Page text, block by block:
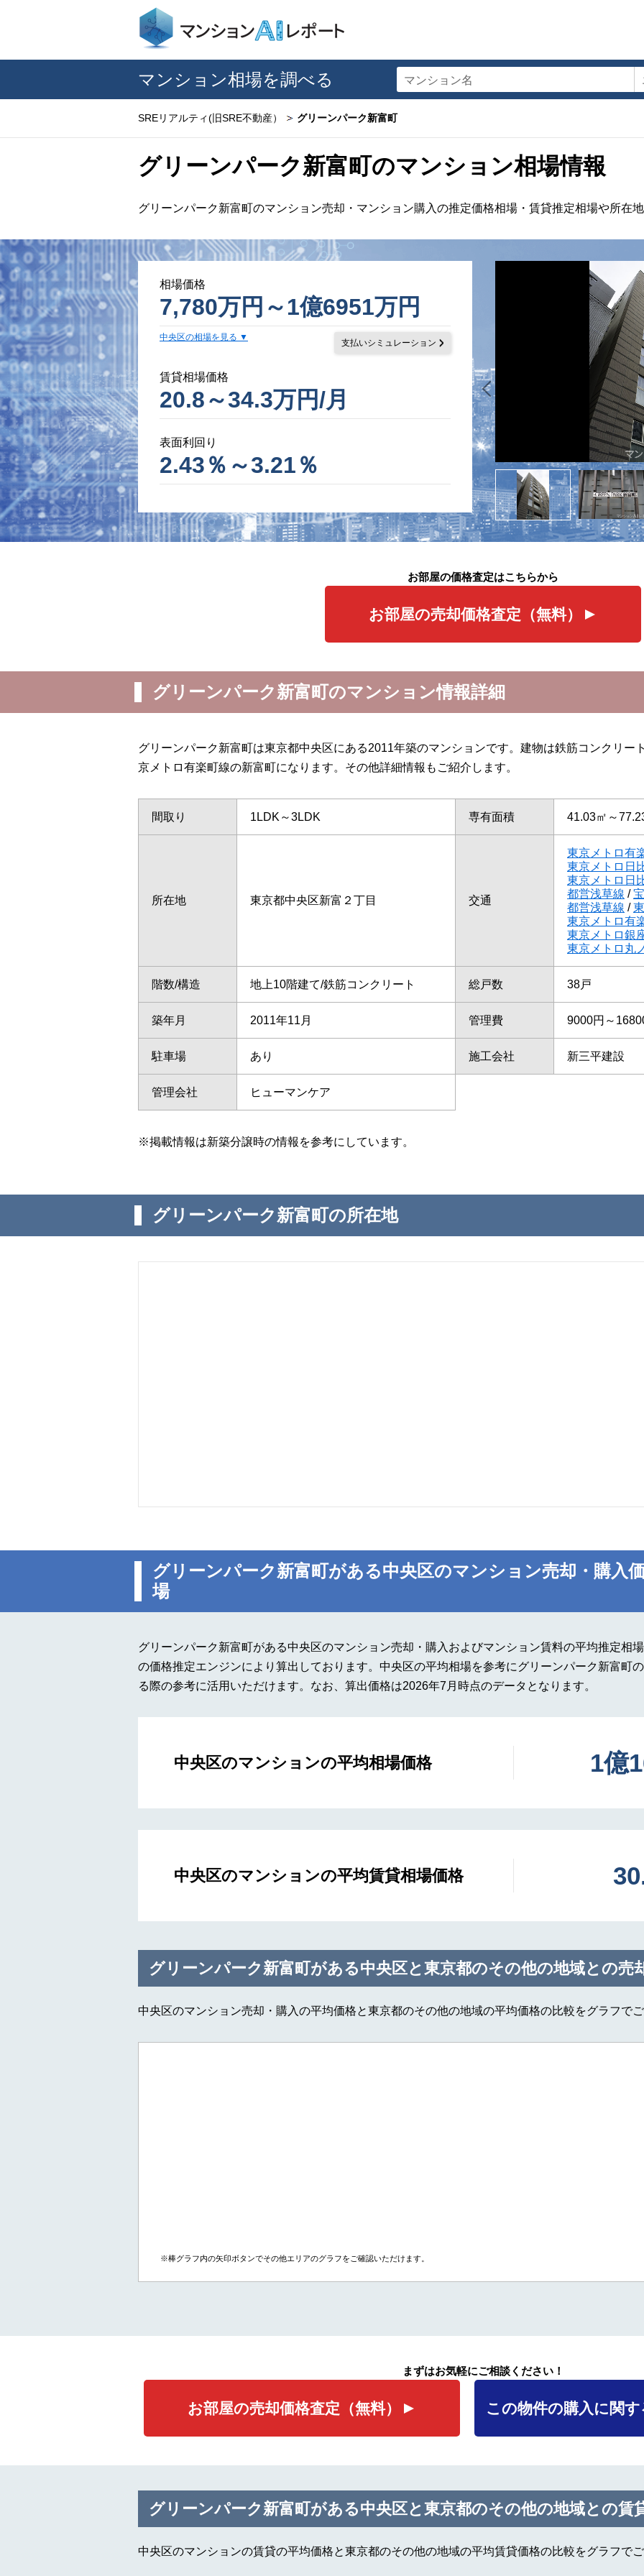
マンション相場を調べる マンション名
SREリアルティ(旧SRE不動産） グリーンパーク新富町
グリーンパーク新富町のマンション相場情報
グリーンパーク新富町のマンション売却・マンション購入の推定価格相場・賃貸推定相場や所在
相場価格
7,780万円～1億6951万円
中央区の相場を見る
支払いシミュレーション
賃貸相場価格
20.8～34.3万円/月
表面利回り
2.43％～3.21％
お部屋の価格査定はこちらから
お部屋の売却価格査定（無料）
グリーンパーク新富町のマンション情報詳細
グリーンパーク新富町は東京都中央区にある2011年築のマンションです。建物は鉄筋コンクリー
京メトロ有楽町線の新富町になります。その他詳細情報もご紹介します。
間取り 1LDK～3LDK 専有面積 41.03㎡～
所在地 東京都中央区新富２丁目 交通
東京メトロ有
東京メトロ日
東京メトロ日
都営浅草線 /
都営浅草線 /
東京メトロ有
東京メトロ銀
東京メトロ丸
階数/構造 地上10階建て/鉄筋コンクリート 総戸数 38戸
築年月 2011年11月 管理費 9000円～
駐車場 あり 施工会社 新三平建設
管理会社 ヒューマンケア
※掲載情報は新築分譲時の情報を参考にしています。
グリーンパーク新富町の所在地
グリーンパーク新富町がある中央区のマンション売却・購入
場
グリーンパーク新富町がある中央区のマンション売却・購入およびマンション賃料の平均推定相
の価格推定エンジンにより算出しております。中央区の平均相場を参考にグリーンパーク新富町
る際の参考に活用いただけます。なお、算出価格は2026年7月時点のデータとなります。
中央区のマンションの平均相場価格 1億
中央区のマンションの平均賃貸相場価格
グリーンパーク新富町がある中央区と東京都のその他の地域との売
中央区のマンション売却・購入の平均価格と東京都のその他の地域の平均価格の比較をグラフで
※棒グラフ内の矢印ボタンでその他エリアのグラフをご確認いただけます。
まずはお気軽にご相談ください！
お部屋の売却価格査定 （無料） この物件の購入に関
グリーンパーク新富町がある中央区と東京都のその他の地域との賃
中央区のマンションの賃貸の平均価格と東京都のその他の地域の平均賃貸価格の比較をグラフで